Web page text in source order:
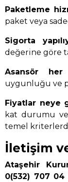
Paketleme
paket veya
Sigorta
değerine göre
Asansör
uygunluğu ve
Fiyatlar neye
kat durumu
temel
İletişim
Ataşehir
0(532) 707 04